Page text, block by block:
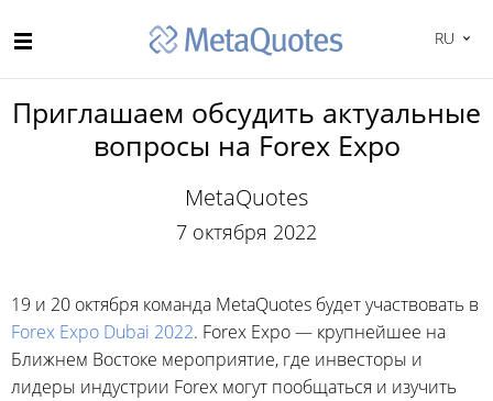
RU
Приглашаем обсудить актуальные
вопросы на Forex Expo
MetaQuotes
7 октября 2022
19 и 20 октября команда MetaQuotes будет участвовать в
Forex Expo Dubai 2022. Forex Expo — крупнейшее на
Ближнем Востоке мероприятие, где инвесторы и
лидеры индустрии Forex могут пообщаться и изучить